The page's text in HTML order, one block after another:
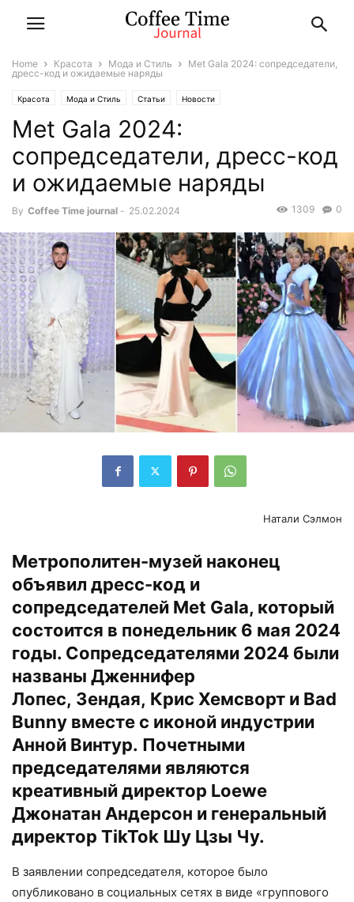
Home Красота Мода и Стиль
Met Gala 2024: сопредседатели,
дресс-код и ожидаемые наряды
Красота Мода и Стиль Статьи Новости
Met Gala 2024:
сопредседатели, дресс-код
и ожидаемые наряды
By Coffee Time journal - 25.02.2024 0
1309
Натали Сэлмон
Метрополитен-музей наконец
объявил дресс-код и
сопредседателей Met Gala, который
состоится в понедельник 6 мая 2024
годы. Сопредседателями 2024 были
названы Дженнифер
Лопес, Зендая, Крис Хемсворт и Bad
Bunny вместе с иконой индустрии
Анной Винтур. Почетными
председателями являются
креативный директор Loewe
Джонатан Андерсон и генеральный
директор TikTok Шу Цзы Чу.
В заявлении сопредседателя, которое было
опубликовано в социальных сетях в виде «группового